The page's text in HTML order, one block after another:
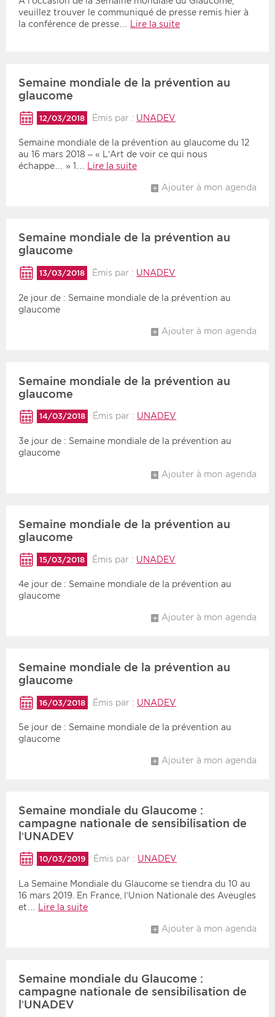
veuillez trouver le communiqué de presse remis hier à
la conférence de presse…
Lire la suite
Semaine mondiale de la prévention au
glaucome
12/03/2018 Émis par : UNADEV
Semaine mondiale de la prévention au glaucome du 12
au 16 mars 2018 – « L’Art de voir ce qui nous
échappe… » 1… Lire la suite
Ajouter à mon agenda
Semaine mondiale de la prévention au
glaucome
13/03/2018 Émis par : UNADEV
2e jour de : Semaine mondiale de la prévention au
glaucome
Ajouter à mon agenda
Semaine mondiale de la prévention au
glaucome
14/03/2018 Émis par : UNADEV
3e jour de : Semaine mondiale de la prévention au
glaucome
Ajouter à mon agenda
Semaine mondiale de la prévention au
glaucome
15/03/2018 Émis par : UNADEV
4e jour de : Semaine mondiale de la prévention au
glaucome
Ajouter à mon agenda
Semaine mondiale de la prévention au
glaucome
16/03/2018 Émis par : UNADEV
5e jour de : Semaine mondiale de la prévention au
glaucome
Ajouter à mon agenda
Semaine mondiale du Glaucome :
campagne nationale de sensibilisation de
l’UNADEV
10/03/2019 Émis par : UNADEV
La Semaine Mondiale du Glaucome se tiendra du 10 au
16 mars 2019. En France, l’Union Nationale des Aveugles
et…
Lire la suite
Ajouter à mon agenda
Semaine mondiale du Glaucome :
campagne nationale de sensibilisation de
l’UNADEV